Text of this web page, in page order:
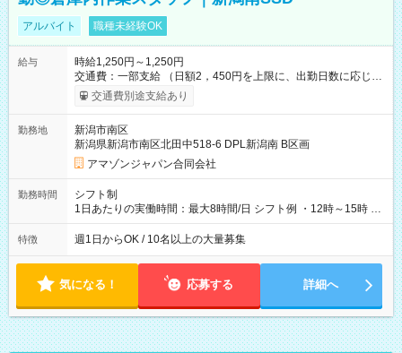
アルバイト 職種未経験OK
給与
時給1,250円～1,250円
交通費：一部支給 （日額2，450円を上限に、出勤日数に応じて
実費支給） ※22:00～翌5:00までは時給25%UP！ ■給与前払い
制度あり ※前払い額の上限あり、手数料無料（Amazon負担）
交通費別途支給あり
勤務地
新潟市南区
新潟県新潟市南区北田中518-6 DPL新潟南 B区画
アマゾンジャパン合同会社
勤務時間
シフト制
1日あたりの実働時間：最大8時間/日 シフト例 ・12時～15時 入
社後、就業可能シフトをご確認の上、申請してください。
特徴 週1日からOK / 10名以上の大量募集
気になる！ 応募する 詳細へ